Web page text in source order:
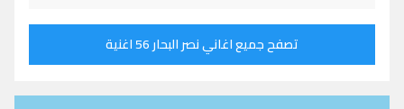
تصفح جميع اغاني نصر البحار 56 اغنية